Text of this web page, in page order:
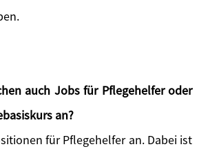
auch Jobs für Pflegehelfer oder
an?
für Pflegehelfer an. Dabei ist